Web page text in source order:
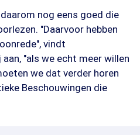
nog eens goed die
"Daarvoor hebben
vindt
"als we echt meer willen
we dat verder horen
Beschouwingen die